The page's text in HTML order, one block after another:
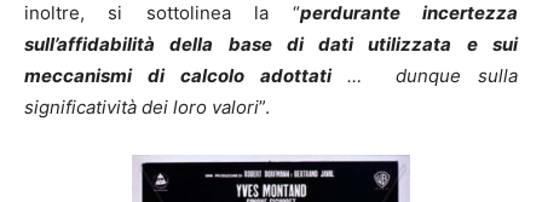
inoltre, si sottolinea
la “perdurante incertezza
sull’affidabilità della base di dati utilizzata e sui
meccanismi di calcolo adottati… dunque sulla
significatività dei loro valori”.